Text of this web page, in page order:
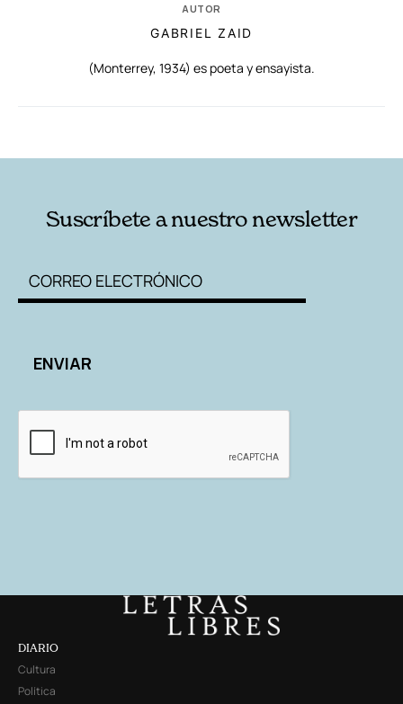
AUTOR
GABRIEL ZAID
(Monterrey, 1934) es poeta y ensayista.
Suscríbete a nuestro newsletter
DIARIO
Cultura
Política